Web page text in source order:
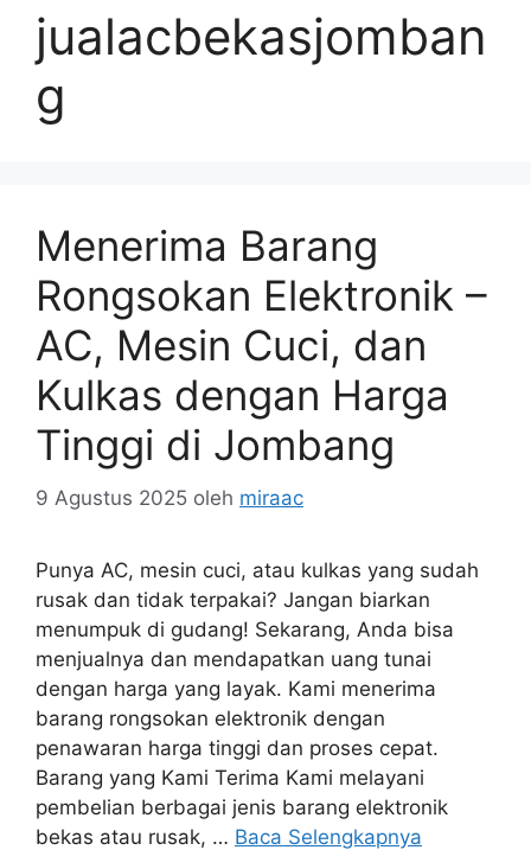
jualacbekasjomban
g
Menerima Barang
Rongsokan Elektronik –
AC, Mesin Cuci, dan
Kulkas dengan Harga
Tinggi di Jombang
9 Agustus 2025 oleh miraac
Punya AC, mesin cuci, atau kulkas yang sudah
rusak dan tidak terpakai? Jangan biarkan
menumpuk di gudang! Sekarang, Anda bisa
menjualnya dan mendapatkan uang tunai
dengan harga yang layak. Kami menerima
barang rongsokan elektronik dengan
penawaran harga tinggi dan proses cepat.
Barang yang Kami Terima Kami melayani
pembelian berbagai jenis barang elektronik
bekas atau rusak, … Baca Selengkapnya